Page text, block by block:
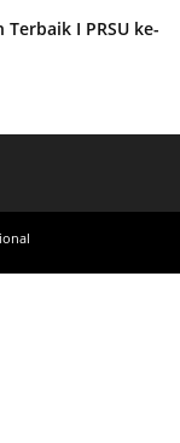
I PRSU ke-